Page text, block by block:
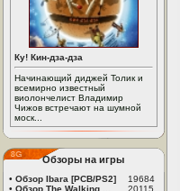
Ку! Кин-дза-дза
Начинающий диджей Толик и
всемирно известный
виолончелист Владимир
Чижов встречают на шумной
моск...
Обзоры на игры
• Обзор Ibara [PCB/PS2]
19684
• Обзор The Walking ...
20115